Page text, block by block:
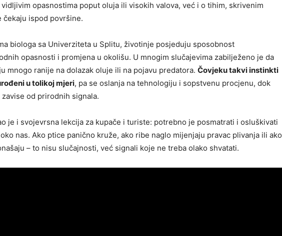
opasnostima poput oluja ili visokih valova, već i o tihim, skrivenim
čekaju ispod površine.
biologa sa Univerziteta u Splitu, životinje posjeduju sposobnost
opasnosti i promjena u okolišu. U mnogim slučajevima zabilježeno je da
mnogo ranije na dolazak oluje ili na pojavu predatora. Čovjeku takvi instinkti
u tolikoj mjeri, pa se oslanja na tehnologiju i sopstvenu procjenu, dok
od prirodnih signala.
je i svojevrsna lekcija za kupače i turiste: potrebno je posmatrati i osluškivati
nas. Ako ptice panično kruže, ako ribe naglo mijenjaju pravac plivanja ili ako
– to nisu slučajnosti, već signali koje ne treba olako shvatati.